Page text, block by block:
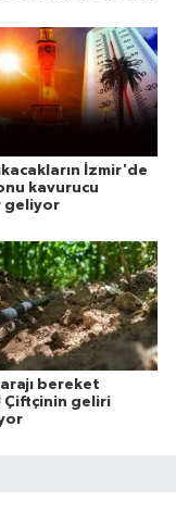
İzmir'de
kavurucu
geliyor
bereket
geliri